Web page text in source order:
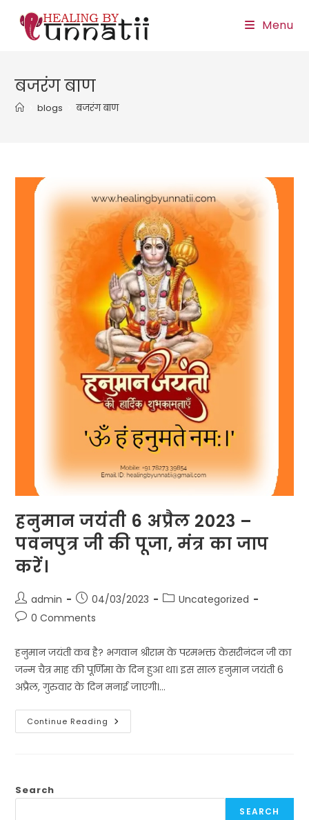
content
Menu
बजरंग बाण
blogs बजरंग बाण
हनुमान जयंती 6 अप्रैल 2023 –
पवनपुत्र जी की पूजा, मंत्र का जाप
करें।
Post
author:
admin
Post
published:
04/03/2023
PostUncategorized
Post0 Comments
हनुमान जयंती कब है? भगवान श्रीराम के परमभक्त केसरीनंदन जी का
जन्म चैत्र माह की पूर्णिमा के दिन हुआ था। इस साल हनुमान जयंती 6
अप्रैल, गुरुवार के दिन मनाई जाएगी।…
Continue Reading हनुमान
जयंती
की
Search
SEARCH